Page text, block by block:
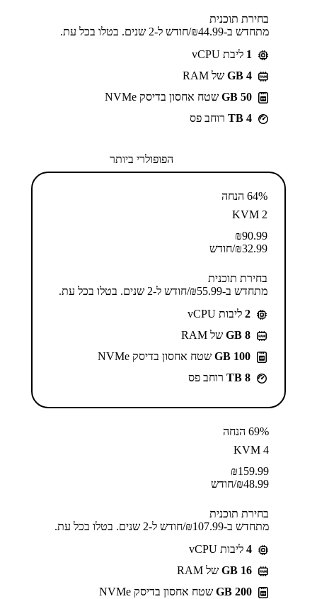
בחירת תוכנית
מתחדש ב-⁦44.99⁩₪/חודש ל-2 שנים. בטלו בכל עת.
1 ליבת vCPU
GB 4 של RAM
50 GB
שטח אחסון בדיסק NVMe
4 TB
רוחב פס
הפופולרי ביותר
64% הנחה
KVM 2
90.99
₪
32.99
₪/חודש
בחירת תוכנית
מתחדש ב-⁦55.99⁩₪/חודש ל-2 שנים. בטלו בכל עת.
2 ליבות vCPU
GB 8 של RAM
100 GB
שטח אחסון בדיסק NVMe
8 TB
רוחב פס
69% הנחה
KVM 4
159.99
₪
48.99
₪/חודש
בחירת תוכנית
מתחדש ב-⁦107.99⁩₪/חודש ל-2 שנים. בטלו בכל עת.
4 ליבות vCPU
GB 16 של RAM
200 GB
שטח אחסון בדיסק NVMe